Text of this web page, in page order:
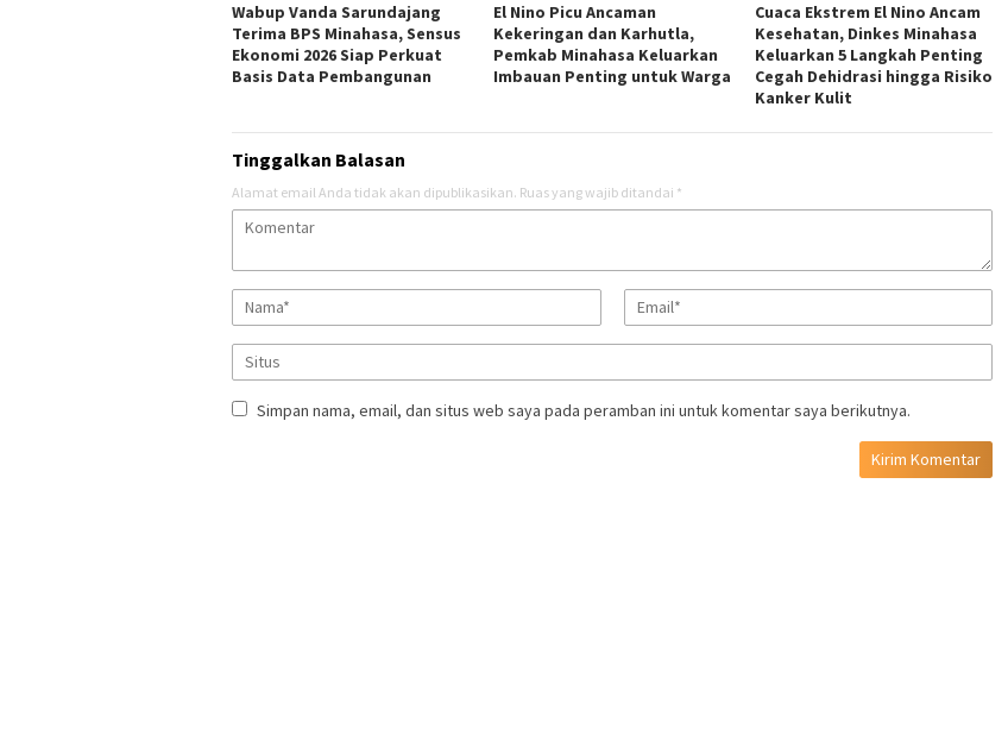
Wabup Vanda Sarundajang
Terima BPS Minahasa, Sensus
Ekonomi 2026 Siap Perkuat
Basis Data Pembangunan
El Nino Picu Ancaman
Kekeringan dan Karhutla,
Pemkab Minahasa Keluarkan
Imbauan Penting untuk Warga
Cuaca Ekstrem El Nino Ancam
Kesehatan, Dinkes Minahasa
Keluarkan 5 Langkah Penting
Cegah Dehidrasi hingga Risiko
Kanker Kulit
Tinggalkan Balasan
Alamat email Anda tidak akan dipublikasikan. Ruas yang wajib ditandai *
Simpan nama, email, dan situs web saya pada peramban ini untuk komentar saya berikutnya.